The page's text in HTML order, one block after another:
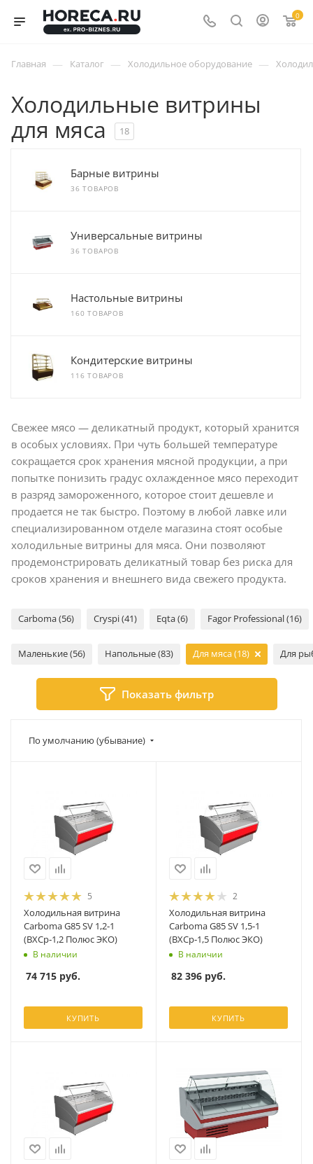
0
Главная — Каталог — Холодильное оборудование —
Холодильные витрины
для мяса
18
Барные витрины
36 ТОВАРОВ
Универсальные витрины
36 ТОВАРОВ
Настольные витрины
160 ТОВАРОВ
Кондитерские витрины
116 ТОВАРОВ
Свежее мясо — деликатный продукт, который хранится
в особых условиях. При чуть большей температуре
сокращается срок хранения мясной продукции, а при
попытке понизить градус охлажденное мясо переходит
в разряд замороженного, которое стоит дешевле и
продается не так быстро. Поэтому в любой лавке или
специализированном отделе магазина стоят особые
холодильные витрины для мяса. Они позволяют
продемонстрировать деликатный товар без риска для
сроков хранения и внешнего вида свежего продукта.
Carboma (56) Cryspi (41) Eqta (6) Fagor Professional (16)
Маленькие (56) Напольные (83) Для мяса (18) Для
Показать фильтр
По умолчанию (убывание)
5
Холодильная витрина
Carboma G85 SV 1,2‑1
(ВХСр‑1,2 Полюс ЭКО)
В наличии
74 715 руб.
КУПИТЬ
2
Холодильная витрина
Carboma G85 SV 1,5‑1
(ВХСр‑1,5 Полюс ЭКО)
В наличии
82 396 руб.
КУПИТЬ